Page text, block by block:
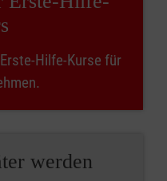
Hilfe-Kurse für
werden